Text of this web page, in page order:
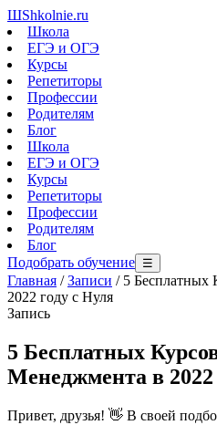
ШShkolnie.ru
Школа
ЕГЭ и ОГЭ
Курсы
Репетиторы
Профессии
Родителям
Блог
Школа
ЕГЭ и ОГЭ
Курсы
Репетиторы
Профессии
Родителям
Блог
Подобрать обучение ☰
Главная /Записи / 5 Бесплатных
2022 году с Нуля
Запись
5 Бесплатных
Менеджмента в 2022
Привет, друзья! 👋 В своей